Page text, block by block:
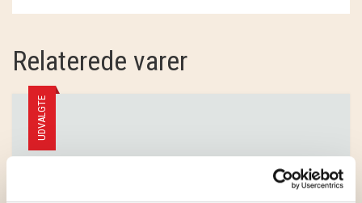
ANDRE BRANDS
Relaterede varer
UDVALGTE